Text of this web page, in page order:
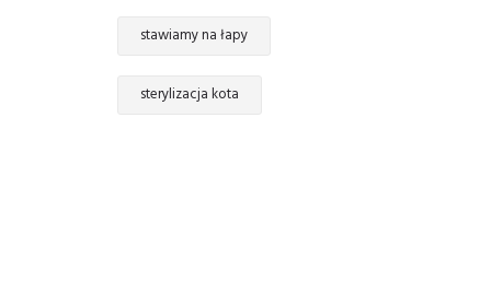
stawiamy na łapy
sterylizacja kota